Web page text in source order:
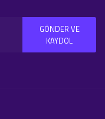
GÖNDER VE
KAYDOL